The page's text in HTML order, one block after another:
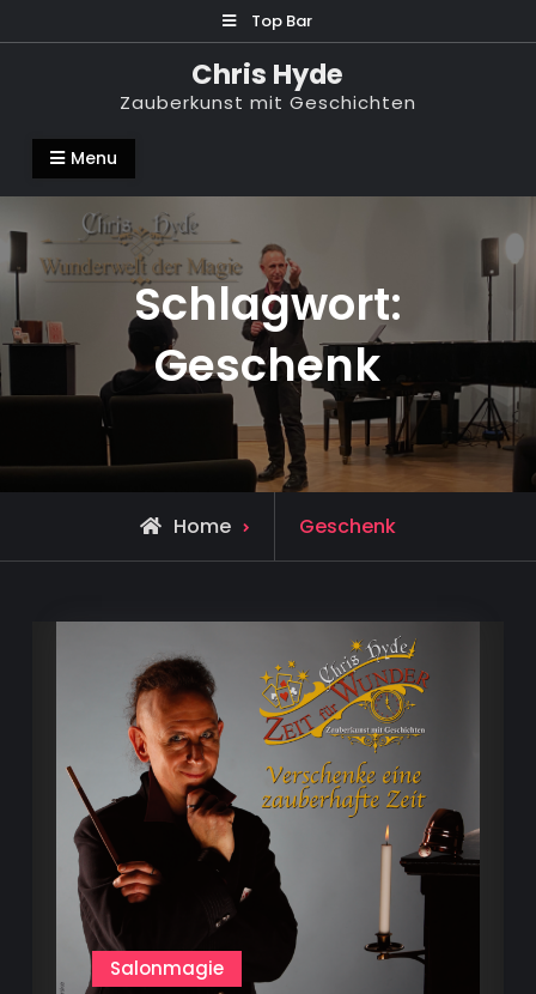
to
Top Bar
Chris Hyde
Zauberkunst mit Geschichten
Menu
Schlagwort:
Geschenk
Home
Posts
tagged
Geschenk
Salonmagie